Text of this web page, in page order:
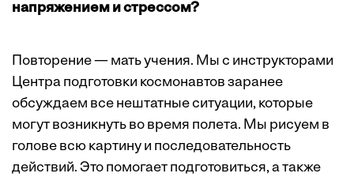
напряжением и стрессом?
Повторение — мать учения. Мы с инструкторами
Центра подготовки космонавтов заранее
обсуждаем все нештатные ситуации, которые
могут возникнуть во время полета. Мы рисуем в
голове всю картину и последовательность
действий. Это помогает подготовиться, а также